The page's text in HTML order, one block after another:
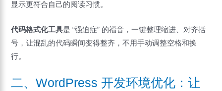
显示更符合自己的阅读习惯。
代码格式化工具是 “强迫症” 的福音，一键整理缩进、对齐括
号，让混乱的代码瞬间变得整齐，不用手动调整空格和换
行。
二、WordPress 开发环境优化：让